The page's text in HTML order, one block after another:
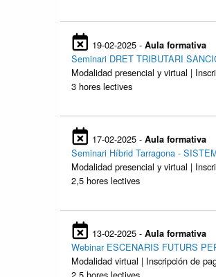
19-02-2025 - Aula formativa
Seminari DRET TRIBUTARI
Modalidad presencial y virtual |
3 hores lectives
17-02-2025 - Aula formativa
Seminari Híbrid Tarragona -
Modalidad presencial y virtual |
2,5 hores lectives
13-02-2025 - Aula formativa
Webinar ESCENARIS FUTURS
Modalidad virtual | Inscripción de